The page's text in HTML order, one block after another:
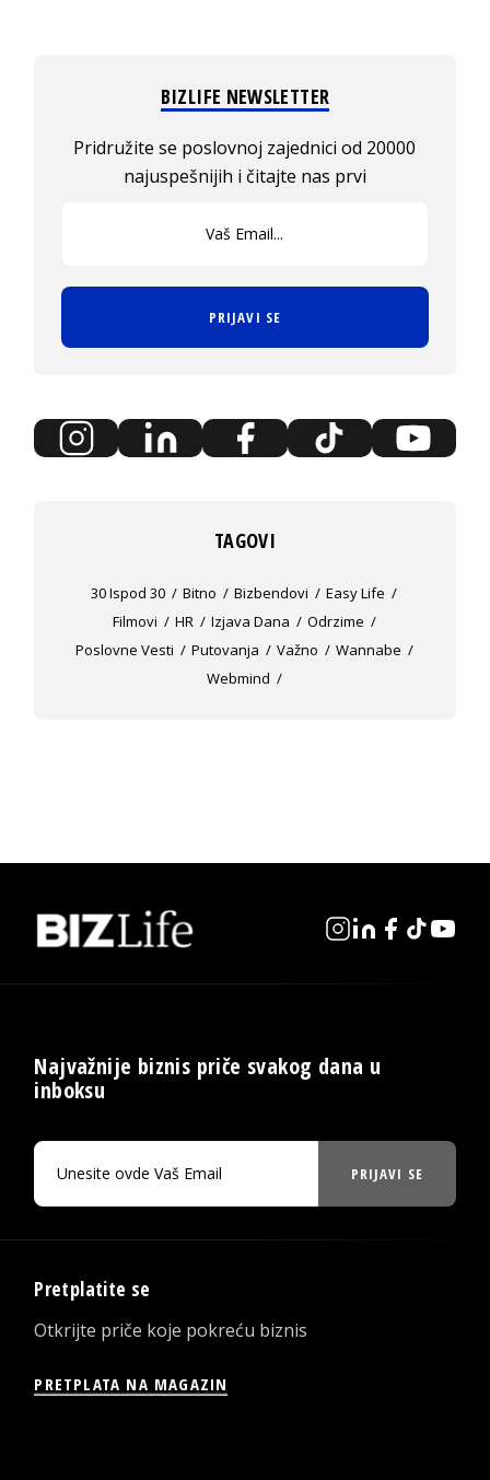
BIZLIFE NEWSLETTER
Pridružite se poslovnoj zajednici od 20000
najuspešnijih i čitajte nas prvi
PRIJAVI SE
TAGOVI
30 Ispod 30 Bitno Bizbendovi
Easy Life
Filmovi
HR Izjava Dana
Odrzime
Poslovne Vesti
Putovanja Važno
Wannabe
Webmind
Najvažnije biznis priče svakog dana u
inboksu
PRIJAVI SE
Pretplatite se
Otkrijte priče koje pokreću biznis
PRETPLATA NA MAGAZIN